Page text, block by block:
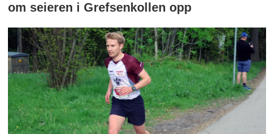
om seieren i Grefsenkollen opp